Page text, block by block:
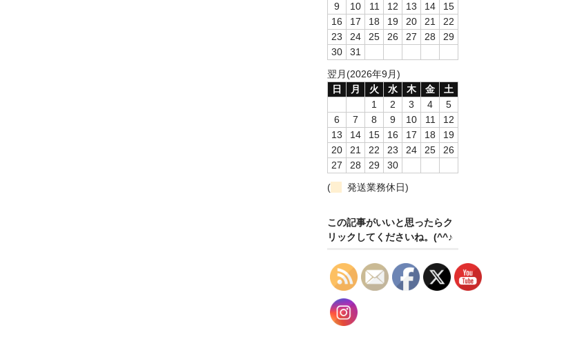
9
10 11 12 13 14
15
16
17 18 19 20 21
22
23
24 25 26 27 28
29
30
31
翌月(2026年9月)
日
月 火 水 木 金
土
1
2 3 4
5
6
7 8 9 10 11
12
13
14 15 16 17 18
19
20
21 22 23 24 25
26
27
28 29
30
(
発送業務休日)
この記事がいいと思ったらク
リックしてくださいね。(^^♪